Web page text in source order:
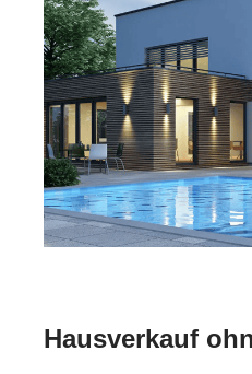
Hausverkauf